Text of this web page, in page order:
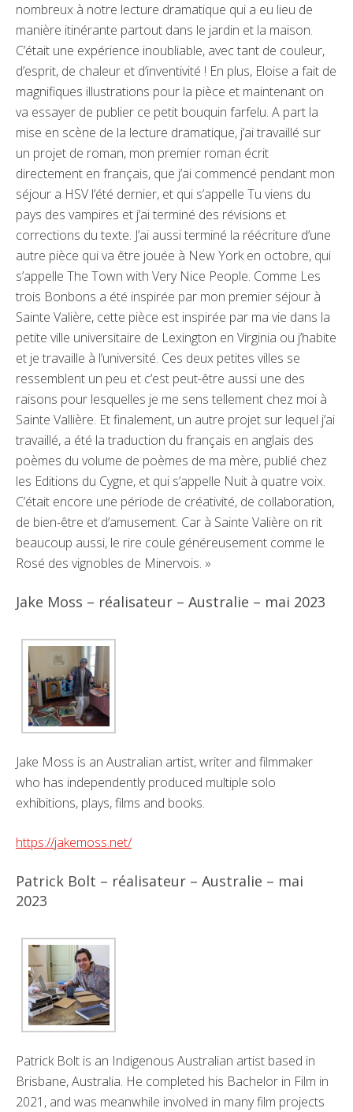
nombreux à notre lecture dramatique qui a eu lieu de
manière itinérante partout dans le jardin et la maison.
C’était une expérience inoubliable, avec tant de couleur,
d’esprit, de chaleur et d’inventivité ! En plus, Eloise a fait de
magnifiques illustrations pour la pièce et maintenant on
va essayer de publier ce petit bouquin farfelu. A part la
mise en scène de la lecture dramatique, j’ai travaillé sur
un projet de roman, mon premier roman écrit
directement en français, que j’ai commencé pendant mon
séjour a HSV l’été dernier, et qui s’appelle Tu viens du
pays des vampires et j’ai terminé des révisions et
corrections du texte. J’ai aussi terminé la réécriture d’une
autre pièce qui va être jouée à New York en octobre, qui
s’appelle The Town with Very Nice People. Comme Les
trois Bonbons a été inspirée par mon premier séjour à
Sainte Valière, cette pièce est inspirée par ma vie dans la
petite ville universitaire de Lexington en Virginia ou j’habite
et je travaille à l’université. Ces deux petites villes se
ressemblent un peu et c’est peut-être aussi une des
raisons pour lesquelles je me sens tellement chez moi à
Sainte Vallière. Et finalement, un autre projet sur lequel j’ai
travaillé, a été la traduction du français en anglais des
poèmes du volume de poèmes de ma mère, publié chez
les Editions du Cygne, et qui s’appelle Nuit à quatre voix.
C’était encore une période de créativité, de collaboration,
de bien-être et d’amusement. Car à Sainte Valière on rit
beaucoup aussi, le rire coule généreusement comme le
Rosé des vignobles de Minervois. »
Jake Moss – réalisateur – Australie – mai 2023
Jake Moss is an Australian artist, writer and filmmaker
who has independently produced multiple solo
exhibitions, plays, films and books.
https://jakemoss.net/
Patrick Bolt – réalisateur – Australie – mai
2023
Patrick Bolt is an Indigenous Australian artist based in
Brisbane, Australia. He completed his Bachelor in Film in
2021, and was meanwhile involved in many film projects